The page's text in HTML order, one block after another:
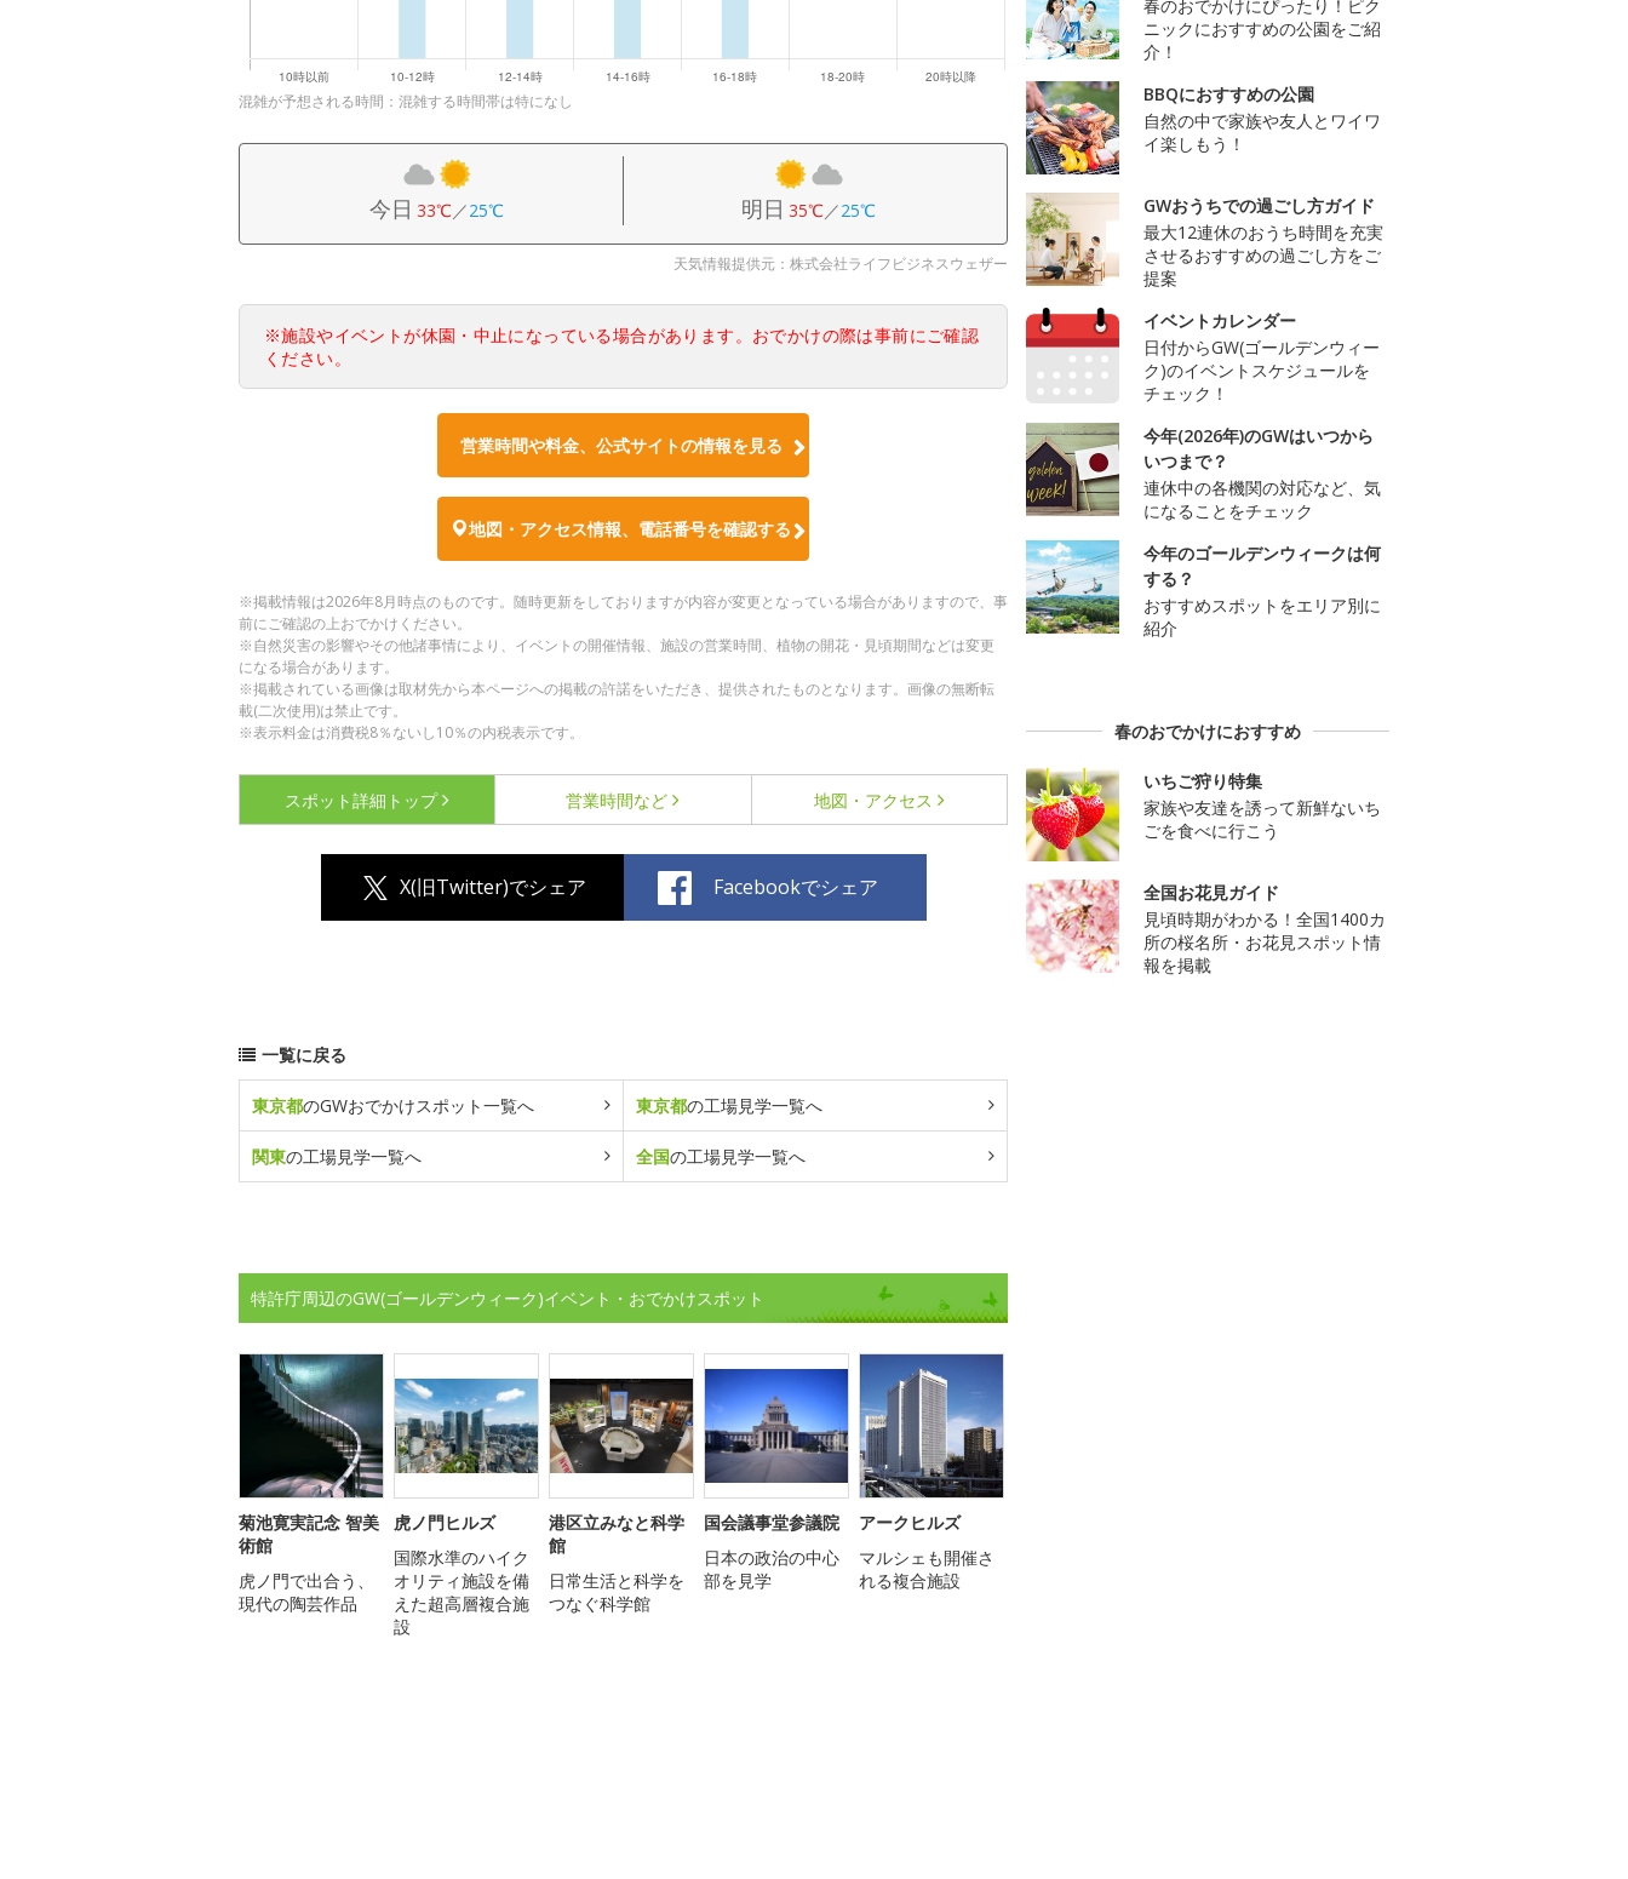
混雑が予想される時間：混雑する時間帯は特になし
今日 33℃／25℃ 明日 35℃／25℃
天気情報提供元：株式会社ライフビジネスウェザー
※施設やイベントが休園・中止になっている場合があります。おでかけの際は事前にご確認
ください。
営業時間や料金、公式サイトの情報を見る
地図・アクセス情報、電話番号を確認する
※掲載情報は2026年8月時点のものです。随時更新をしておりますが内容が変更となっている場合がありますので、事
前にご確認の上おでかけください。
※自然災害の影響やその他諸事情により、イベントの開催情報、施設の営業時間、植物の開花・見頃期間などは変更
になる場合があります。
※掲載されている画像は取材先から本ページへの掲載の許諾をいただき、提供されたものとなります。画像の無断転
載(二次使用)は禁止です。
※表示料金は消費税8％ないし10％の内税表示です。
スポット詳細 トップ 営業時間など 地図・アクセス
X(旧Twitter)でシェア Facebookでシェア
一覧に戻る
東京都のGWおでかけスポット一覧へ 東京都の工場見学一覧へ
関東の工場見学一覧へ 全国の工場見学一覧へ
特許庁周辺のGW(ゴールデンウィーク)イベント・おでかけスポット
菊池寛実記念 智美
術館
虎ノ門で出合う、
現代の陶芸作品
虎ノ門ヒルズ
国際水準のハイク
オリティ施設を備
えた超高層複合施
設
港区立みなと科学
館
日常生活と科学を
つなぐ科学館
国会議事堂参議院
日本の政治の中心
部を見学
アークヒルズ
マルシェも開催さ
れる複合施設
春のおでかけにぴったり！ピク
ニックにおすすめの公園をご紹
介！
BBQにおすすめの公園
自然の中で家族や友人とワイワ
イ楽しもう！
GWおうちでの過ごし方ガイド
最大12連休のおうち時間を充実
させるおすすめの過ごし方をご
提案
イベントカレンダー
日付からGW(ゴールデンウィー
ク)のイベントスケジュールを
チェック！
今年(2026年)のGWはいつから
いつまで？
連休中の各機関の対応など、気
になることをチェック
今年のゴールデンウィークは何
する？
おすすめスポットをエリア別に
紹介
春のおでかけにおすすめ
いちご狩り特集
家族や友達を誘って新鮮ないち
ごを食べに行こう
全国お花見ガイド
見頃時期がわかる！全国1400カ
所の桜名所・お花見スポット情
報を掲載